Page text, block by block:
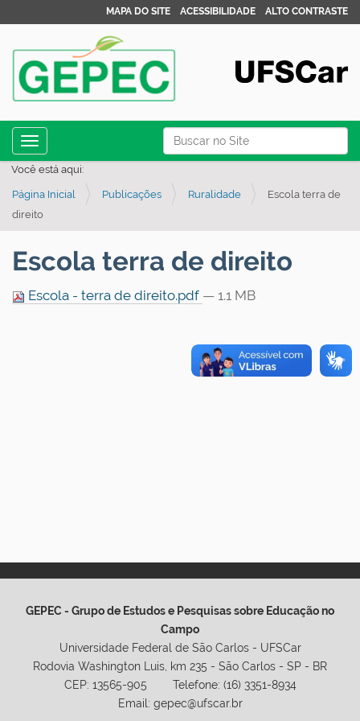
Busca
Busca Avançada…
MAPA DO SITE ACESSIBILIDADE ALTO CONTRASTE
Toggle navigation
Você está aqui:
Página Inicial Publicações Ruralidade
Escola terra de
direito
Escola terra de direito
Escola - terra de direito.pdf — 1.1 MB
GEPEC - Grupo de Estudos e Pesquisas sobre Educação no
Campo
Universidade Federal de São Carlos - UFSCar
Rodovia Washington Luis, km 235 - São Carlos - SP - BR
CEP: 13565-905 Telefone: (16) 3351-8934
Email: gepec@ufscar.br